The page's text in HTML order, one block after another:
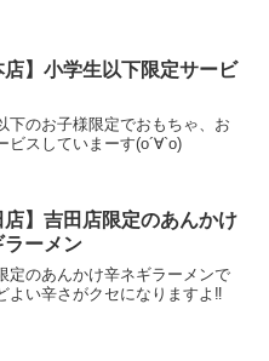
店】小学生以下限定サービ
下のお子様限定でおもちゃ、お
ビスしていまーす(о´∀`о)
店】吉田店限定のあんかけ
ラーメン
定のあんかけ辛ネギラーメンで
よい辛さがクセになりますよ‼️